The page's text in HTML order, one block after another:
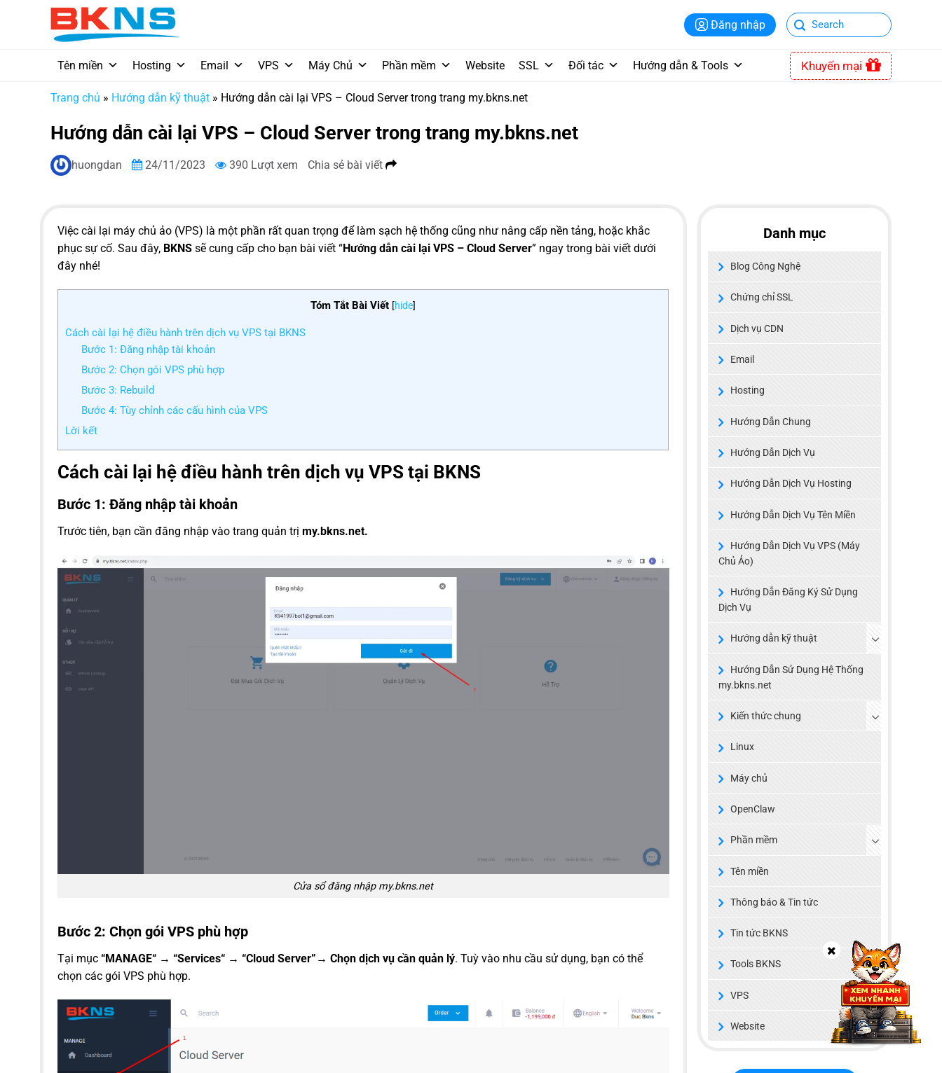
Đăng nhập
Tên miền Hosting Email VPS Máy Chủ Phần mềm Website SSL Đối tác Hướng dẫn & Tools Khuyến mại
Trang chủ » Hướng dẫn kỹ thuật » Hướng dẫn cài lại VPS – Cloud Server trong trang my.bkns.net
Hướng dẫn cài lại VPS – Cloud Server trong trang my.bkns.net
huongdan 24/11/2023 390 Lượt xem Chia sẻ bài viết
Việc cài lại máy chủ ảo (VPS) là một phần rất quan trọng để làm sạch hệ thống cũng như nâng cấp nền tảng, hoặc khắc
phục sự cố. Sau đây, BKNS sẽ cung cấp cho bạn bài viết “Hướng dẫn cài lại VPS – Cloud Server” ngay trong bài viết dưới
đây nhé!
Tóm Tắt Bài Viết [hide]
Cách cài lại hệ điều hành trên dịch vụ VPS tại BKNS
Bước 1: Đăng nhập tài khoản
Bước 2: Chọn gói VPS phù hợp
Bước 3: Rebuild
Bước 4: Tùy chỉnh các cấu hình của VPS
Lời kết
Cách cài lại hệ điều hành trên dịch vụ VPS tại BKNS
Bước 1: Đăng nhập tài khoản
Trước tiên, bạn cần đăng nhập vào trang quản trị my.bkns.net.
Cửa sổ đăng nhập my.bkns.net
Bước 2: Chọn gói VPS phù hợp
Tại mục “MANAGE“ → “Services“ → “Cloud Server”→ Chọn dịch vụ cần quản lý. Tuỳ vào nhu cầu sử dụng, bạn có thể
chọn các gói VPS phù hợp.
Danh mục
Blog Công Nghệ
Chứng chỉ SSL
Dịch vụ CDN
Email
Hosting
Hướng Dẫn Chung
Hướng Dẫn Dịch Vụ
Hướng Dẫn Dịch Vụ Hosting
Hướng Dẫn Dịch Vụ Tên Miền
Hướng Dẫn Dịch Vụ VPS (Máy
Chủ Ảo)
Hướng Dẫn Đăng Ký Sử Dụng
Dịch Vụ
Hướng dẫn kỹ thuật
Hướng Dẫn Sử Dụng Hệ Thống
my.bkns.net
Kiến thức chung
Linux
Máy chủ
OpenClaw
Phần mềm
Tên miền
Thông báo & Tin tức
Tin tức BKNS
Tools BKNS
VPS
Website